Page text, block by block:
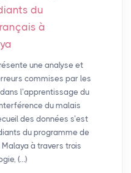
du
à
une analyse et
commises par les
l’apprentissage du
du malais
des données s’est
du programme de
à travers trois
(…)